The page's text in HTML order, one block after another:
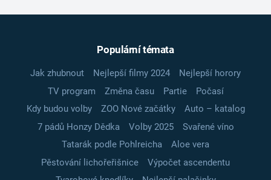
Populární témata
Jak zhubnout Nejlepší filmy 2024
Nejlepší horory
TV program
Změna času Partie
Počasí
Kdy budou volby
ZOO Nové začátky
Auto – katalog
7 pádů Honzy Dědka
Volby 2025
Svařené víno
Tatarák podle Pohlreicha
Aloe vera
Pěstování lichořeřišnice
Výpočet ascendentu